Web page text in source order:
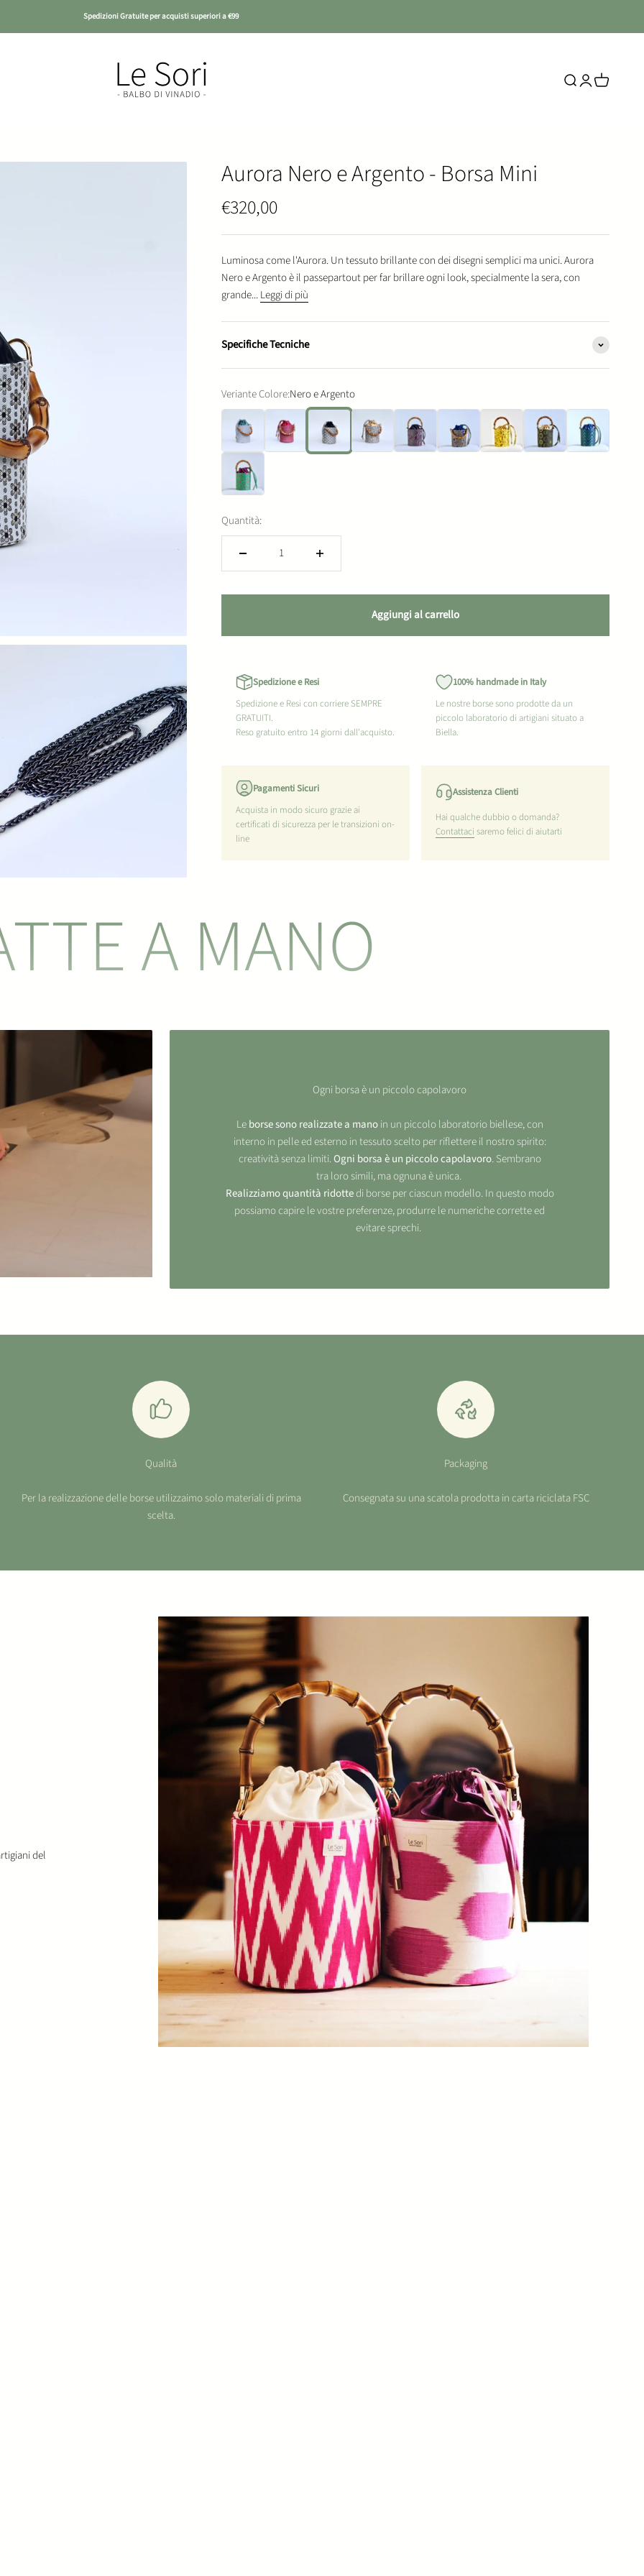
Spedizioni Gratuite per acquisti superiori a €99
Le Sori
Mostra il menu di
MostraMostra il
Aurora Nero e Argento - Borsa Mini
Prezzo scontato
€320,00
Luminosa come l'Aurora. Un tessuto brillante con dei disegni semplici ma unici. Aurora
Nero e Argento è il passepartout per far brillare ogni look, specialmente la sera, con
grande...Leggi di più
Specifiche Tecniche
Veriante Colore:Nero e Argento
Argento
Fucsia a Pois Nero e ArgentoOro a Pois Bordeaux e Nero Oro e giallo Verde e Oro Blu e Verde
Verde e Prugna
Quantità:
Aggiungi al carrello
Spedizione e Resi
Spedizione e Resi con corriere SEMPRE
GRATUITI.
Reso gratuito entro 14 giorni dall'acquisto.
100% handmade in Italy
Le nostre borse sono prodotte da un
piccolo laboratorio di artigiani situato a
Biella.
Pagamenti Sicuri
Acquista in modo sicuro grazie ai
certificati di sicurezza per le transizioni on-
line
Assistenza Clienti
Hai qualche dubbio o domanda?
Contattaci saremo felici di aiutarti
A MANO
Ogni borsa è un piccolo capolavoro
Leborse sono realizzate a manoin un piccolo laboratorio biellese, con
interno in pelle ed esterno in tessuto scelto per riflettere il nostro spirito:
creatività senza limiti.Ogni borsa è un piccolo capolavoro. Sembrano
tra loro simili, ma ognuna è unica.
Realizziamo quantità ridottedi borse per ciascun modello. In questo modo
possiamo capire le vostre preferenze, produrre le numeriche corrette ed
evitare sprechi.
Qualità
Per la realizzazione delle borse utilizzaimo solo materiali di prima
scelta.
Packaging
Consegnata su una scatola prodotta in carta riciclata FSC
del